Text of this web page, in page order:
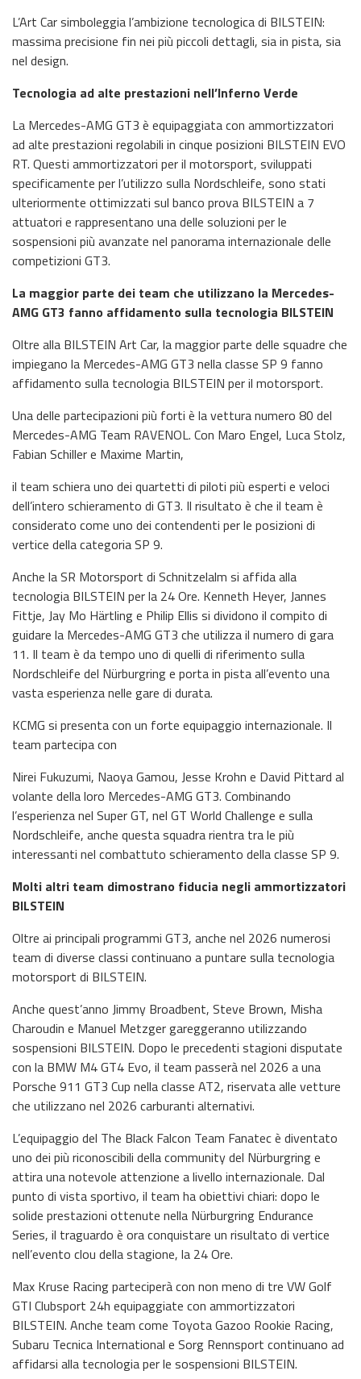
L’Art Car simboleggia l’ambizione tecnologica di BILSTEIN:
massima precisione fin nei più piccoli dettagli, sia in pista, sia
nel design.
Tecnologia ad alte prestazioni nell’Inferno Verde
La Mercedes-AMG GT3 è equipaggiata con ammortizzatori
ad alte prestazioni regolabili in cinque posizioni BILSTEIN EVO
RT. Questi ammortizzatori per il motorsport, sviluppati
specificamente per l’utilizzo sulla Nordschleife, sono stati
ulteriormente ottimizzati sul banco prova BILSTEIN a 7
attuatori e rappresentano una delle soluzioni per le
sospensioni più avanzate nel panorama internazionale delle
competizioni GT3.
La maggior parte dei team che utilizzano la Mercedes-
AMG GT3 fanno affidamento sulla tecnologia BILSTEIN
Oltre alla BILSTEIN Art Car, la maggior parte delle squadre che
impiegano la Mercedes-AMG GT3 nella classe SP 9 fanno
affidamento sulla tecnologia BILSTEIN per il motorsport.
Una delle partecipazioni più forti è la vettura numero 80 del
Mercedes-AMG Team RAVENOL. Con Maro Engel, Luca Stolz,
Fabian Schiller e Maxime Martin,
il team schiera uno dei quartetti di piloti più esperti e veloci
dell’intero schieramento di GT3. Il risultato è che il team è
considerato come uno dei contendenti per le posizioni di
vertice della categoria SP 9.
Anche la SR Motorsport di Schnitzelalm si affida alla
tecnologia BILSTEIN per la 24 Ore. Kenneth Heyer, Jannes
Fittje, Jay Mo Härtling e Philip Ellis si dividono il compito di
guidare la Mercedes-AMG GT3 che utilizza il numero di gara
11. Il team è da tempo uno di quelli di riferimento sulla
Nordschleife del Nürburgring e porta in pista all’evento una
vasta esperienza nelle gare di durata.
KCMG si presenta con un forte equipaggio internazionale. Il
team partecipa con
Nirei Fukuzumi, Naoya Gamou, Jesse Krohn e David Pittard al
volante della loro Mercedes-AMG GT3. Combinando
l’esperienza nel Super GT, nel GT World Challenge e sulla
Nordschleife, anche questa squadra rientra tra le più
interessanti nel combattuto schieramento della classe SP 9.
Molti altri team dimostrano fiducia negli ammortizzatori
BILSTEIN
Oltre ai principali programmi GT3, anche nel 2026 numerosi
team di diverse classi continuano a puntare sulla tecnologia
motorsport di BILSTEIN.
Anche quest’anno Jimmy Broadbent, Steve Brown, Misha
Charoudin e Manuel Metzger gareggeranno utilizzando
sospensioni BILSTEIN. Dopo le precedenti stagioni disputate
con la BMW M4 GT4 Evo, il team passerà nel 2026 a una
Porsche 911 GT3 Cup nella classe AT2, riservata alle vetture
che utilizzano nel 2026 carburanti alternativi.
L’equipaggio del The Black Falcon Team Fanatec è diventato
uno dei più riconoscibili della community del Nürburgring e
attira una notevole attenzione a livello internazionale. Dal
punto di vista sportivo, il team ha obiettivi chiari: dopo le
solide prestazioni ottenute nella Nürburgring Endurance
Series, il traguardo è ora conquistare un risultato di vertice
nell’evento clou della stagione, la 24 Ore.
Max Kruse Racing parteciperà con non meno di tre VW Golf
GTI Clubsport 24h equipaggiate con ammortizzatori
BILSTEIN. Anche team come Toyota Gazoo Rookie Racing,
Subaru Tecnica International e Sorg Rennsport continuano ad
affidarsi alla tecnologia per le sospensioni BILSTEIN.